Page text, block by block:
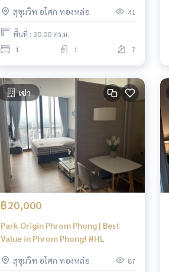
สุขุมวิท อโศก ทองหล่อ
41
พื้นที่ : 30.00 ตร.ม.
1
1 7
เช่า
฿20,000
Park Origin Phrom Phong | Best
Value in Phrom Phong! #HL
สุขุมวิท อโศก ทองหล่อ 87